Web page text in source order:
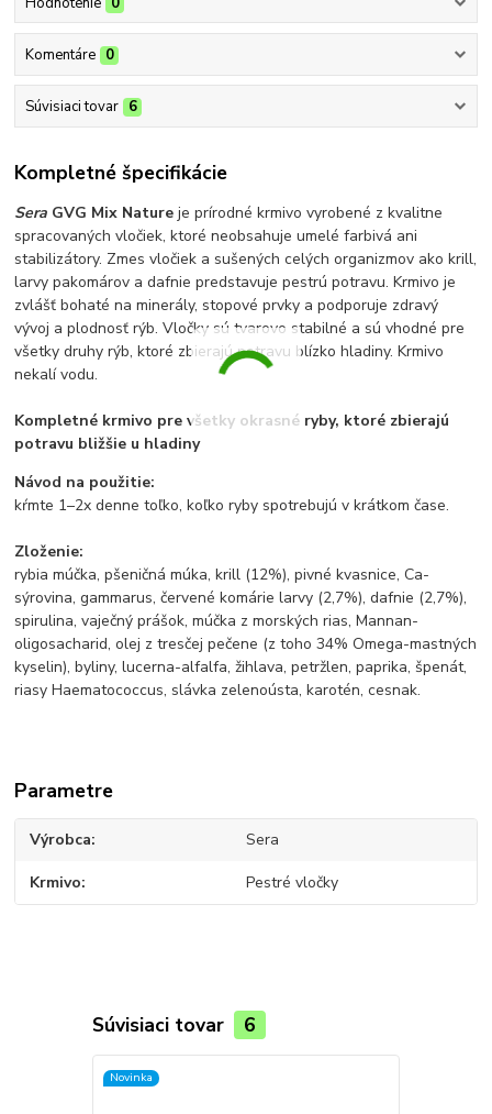
Komentáre 0
Súvisiaci tovar 6
Kompletné špecifikácie
Sera GVG Mix Nature je prírodné krmivo vyrobené z kvalitne
spracovaných vločiek, ktoré neobsahuje umelé farbivá ani
stabilizátory. Zmes vločiek a sušených celých organizmov ako krill,
larvy pakomárov a dafnie predstavuje pestrú potravu. Krmivo je
zvlášť bohaté na minerály, stopové prvky a podporuje zdravý
vývoj a plodnosť rýb. Vločky sú tvarovo stabilné a sú vhodné pre
všetky druhy rýb, ktoré zbierajú potravu blízko hladiny. Krmivo
nekalí vodu.
Kompletné krmivo pre všetky okrasné ryby, ktoré zbierajú
potravu bližšie u hladiny
Návod na použitie:
kŕmte 1–2x denne toľko, koľko ryby spotrebujú v krátkom čase.
Zloženie:
rybia múčka, pšeničná múka, krill (12%), pivné kvasnice, Ca-
sýrovina, gammarus, červené komárie larvy (2,7%), dafnie (2,7%),
spirulina, vaječný prášok, múčka z morských rias, Mannan-
oligosacharid, olej z tresčej pečene (z toho 34% Omega-mastných
kyselin), byliny, lucerna-alfalfa, žihlava, petržlen, paprika, špenát,
riasy Haematococcus, slávka zelenoústa, karotén, cesnak.
Parametre
Výrobca Sera
Krmivo Pestré vločky
Súvisiaci tovar 6
Novinka